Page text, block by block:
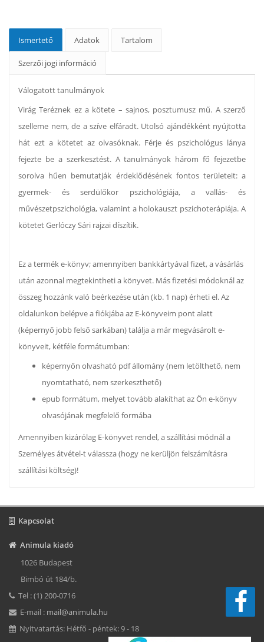
Ismertető Adatok Tartalom
Szerzői jogi információ
Válogatott tanulmányok
Virág Teréznek ez a kötete – sajnos, posztumusz mű. A szerző
szelleme nem, de a szíve elfáradt. Utolsó ajándékként nyújtotta
hát ezt a kötetet az olvasóknak. Férje és pszichológus lánya
fejezte be a szerkesztést. A tanulmányok három fő fejezetbe
sorolva hűen bemutatják érdeklődésének fontos területeit: a
gyermek- és serdülőkor pszichológiája, a vallás- és
művészetpszichológia, valamint a holokauszt pszichoterápiája. A
kötetet Gerlóczy Sári rajzai díszítik.
Ez a termék e-könyv; amennyiben bankkártyával fizet, a vásárlás
után azonnal megtekintheti a könyvet. Más fizetési módoknál az
összeg hozzánk való beérkezése után (kb. 1 nap) érheti el. Az
oldalunkon belépve a fiókjába az E-könyveim pont alatt
(képernyő jobb felső sarkában) találja a már megvásárolt e-
könyveit, kétféle formátumban:
képernyőn olvasható pdf állomány (nem letölthető, nem
nyomtatható, nem szerkeszthető)
epub formátum, melyet tovább alakíthat az Ön e-könyv
olvasójának megfelelő formába
Amennyiben kizárólag E-könyvet rendel, a szállítási módnál a
Személyes átvétel-t válassza (hogy ne kerüljön felszámításra
szállítási költség)!
Kapcsolat
Animula kiadó
1026 Budapest
Bimbó út 184/b.
Tel : (1) 200-0716
E-mail : mail@animula.hu
Nyitvatartás: Hétfő - péntek: 9 - 18